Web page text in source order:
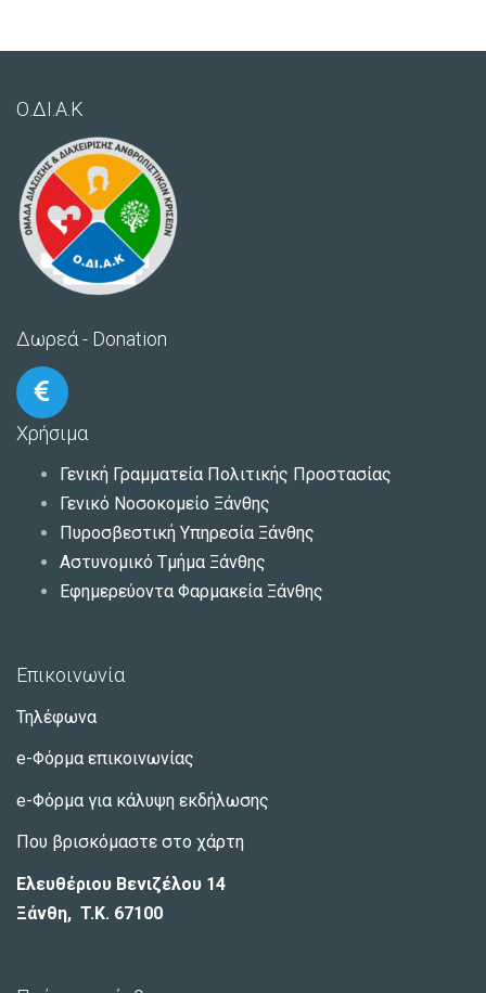
Ο.ΔΙ.Α.Κ
Δωρεά - Donation
Χρήσιμα
Γενική Γραμματεία Πολιτικής Προστασίας
Γενικό Νοσοκομείο Ξάνθης
Πυροσβεστική Υπηρεσία Ξάνθης
Αστυνομικό Τμήμα Ξάνθης
Εφημερεύοντα Φαρμακεία Ξάνθης
Επικοινωνία
Τηλέφωνα
e-Φόρμα επικοινωνίας
e-Φόρμα για κάλυψη εκδήλωσης
Που βρισκόμαστε στο χάρτη
Ελευθέριου Βενιζέλου 14
Ξάνθη, T.K. 67100